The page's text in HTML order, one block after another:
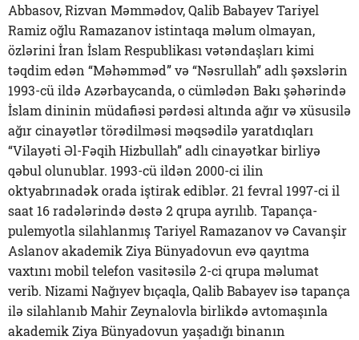
Abbasov, Rizvan Məmmədov, Qalib Babayev Tariyel
Ramiz oğlu Ramazanov istintaqa məlum olmayan,
özlərini İran İslam Respublikası vətəndaşları kimi
təqdim edən “Məhəmməd” və “Nəsrullah” adlı şəxslərin
1993-cü ildə Azərbaycanda, o cümlədən Bakı şəhərində
İslam dininin müdafiəsi pərdəsi altında ağır və xüsusilə
ağır cinayətlər törədilməsi məqsədilə yaratdıqları
“Vilayəti Əl-Fəqih Hizbullah” adlı cinayətkar birliyə
qəbul olunublar. 1993-cü ildən 2000-ci ilin
oktyabrınadək orada iştirak ediblər. 21 fevral 1997-ci il
saat 16 radələrində dəstə 2 qrupa ayrılıb. Tapança-
pulemyotla silahlanmış Tariyel Ramazanov və Cavanşir
Aslanov akademik Ziya Bünyadovun evə qayıtma
vaxtını mobil telefon vasitəsilə 2-ci qrupa məlumat
verib. Nizami Nağıyev bıçaqla, Qalib Babayev isə tapança
ilə silahlanıb Mahir Zeynalovla birlikdə avtomaşınla
akademik Ziya Bünyadovun yaşadığı binanın